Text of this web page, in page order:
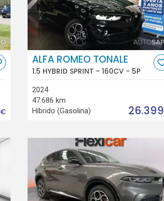
€
ALFA ROMEO TONALE
1.5 HYBRID SPRINT - 160CV - 5P
2024
47.686 km
Híbrido (Gasolina)
26.399